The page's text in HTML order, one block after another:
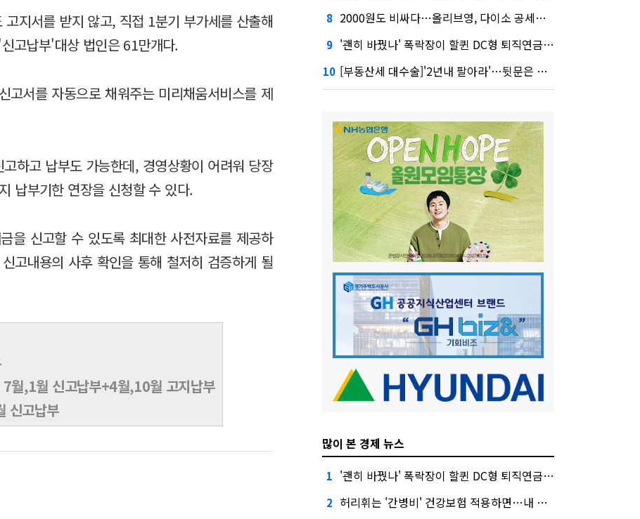
지서를 받지 않고, 직접 1분기 부가세를 산출해
고납부'대상 법인은 61만개다.
고서를 자동으로 채워주는 미리채움서비스를 제
하고 납부도 가능한데, 경영상황이 어려워 당장
납부기한 연장을 신청할 수 있다.
을 신고할 수 있도록 최대한 사전자료를 제공하
고내용의 사후 확인을 통해 철저히 검증하게 될
월,1월 신고납부+4월,10월 고지납부
신고납부
8 2000원도 비싸다…올리브영, 다이소 공세에 '가성비'로 맞불
9 '괜히 바꿨나' 폭락장이 할퀸 DC형 퇴직연금…전문가 조언은
10 [부동산세 대수술]'2년내 팔아라'…뒷문은 열었다
많이 본 경제 뉴스
1 '괜히 바꿨나' 폭락장이 할퀸 DC형 퇴직연금…전문가 조언은
2 허리휘는 '간병비' 건강보험 적용하면…내 간병보험은?